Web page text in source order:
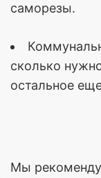
саморезы.
сколько
остальное
Мы